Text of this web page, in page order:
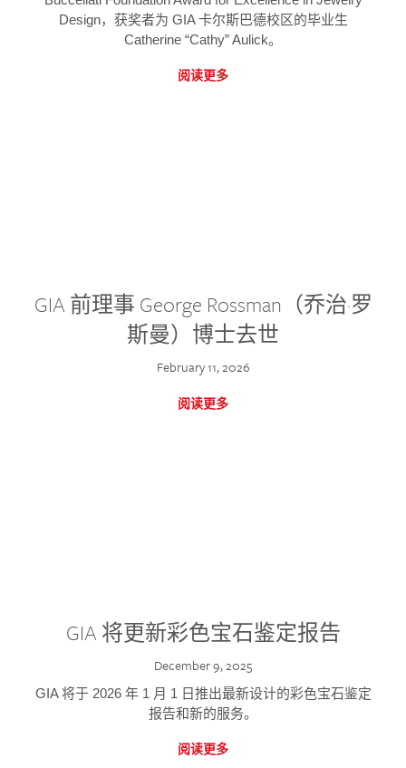
Design，获奖者为 GIA 卡尔斯巴德校区的毕业生
Catherine “Cathy” Aulick。
阅读更多
GIA 前理事 George Rossman（乔治·罗
斯曼）博士去世
February 11, 2026
阅读更多
GIA 将更新彩色宝石鉴定报告
December 9, 2025
GIA 将于 2026 年 1 月 1 日推出最新设计的彩色宝石鉴定
报告和新的服务。
阅读更多